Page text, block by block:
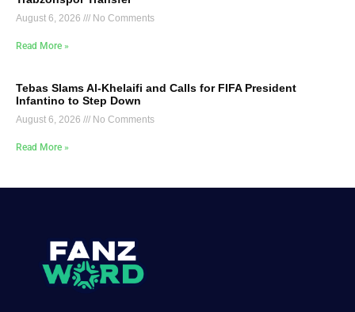
August 6, 2026 No Comments
Read More »
Tebas Slams Al-Khelaifi and Calls for FIFA President
Infantino to Step Down
August 6, 2026 No Comments
Read More »